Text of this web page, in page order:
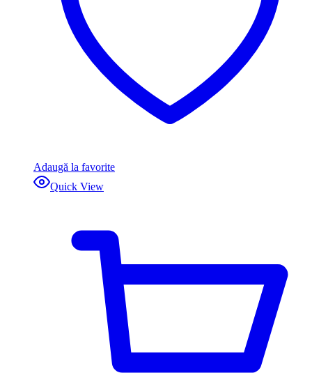
Adaugă la favorite
Quick View